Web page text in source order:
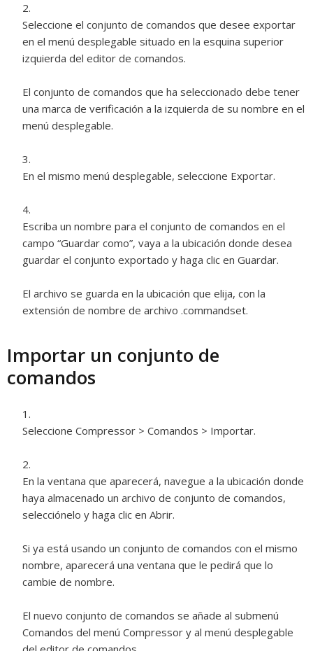
Seleccione el conjunto de comandos que desee exportar
en el menú desplegable situado en la esquina superior
izquierda del editor de comandos.
El conjunto de comandos que ha seleccionado debe tener
una marca de verificación a la izquierda de su nombre en el
menú desplegable.
En el mismo menú desplegable, seleccione Exportar.
Escriba un nombre para el conjunto de comandos en el
campo “Guardar como”, vaya a la ubicación donde desea
guardar el conjunto exportado y haga clic en Guardar.
El archivo se guarda en la ubicación que elija, con la
extensión de nombre de archivo .commandset.
Importar un conjunto de
comandos
Seleccione Compressor > Comandos > Importar.
En la ventana que aparecerá, navegue a la ubicación donde
haya almacenado un archivo de conjunto de comandos,
selecciónelo y haga clic en Abrir.
Si ya está usando un conjunto de comandos con el mismo
nombre, aparecerá una ventana que le pedirá que lo
cambie de nombre.
El nuevo conjunto de comandos se añade al submenú
Comandos del menú Compressor y al menú desplegable